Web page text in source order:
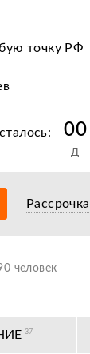
точку РФ
по00
Д
человек
37